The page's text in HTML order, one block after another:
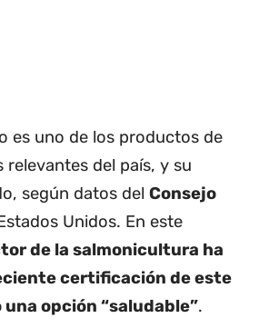
es uno de los productos de
relevantes del país, y su
según datos del Consejo
Unidos. En este
de la salmonicultura ha
certificación de este
opción “saludable”.